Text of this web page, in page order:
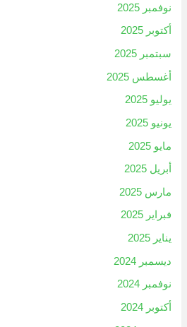
نوفمبر 2025
أكتوبر 2025
سبتمبر 2025
أغسطس 2025
يوليو 2025
يونيو 2025
مايو 2025
أبريل 2025
مارس 2025
فبراير 2025
يناير 2025
ديسمبر 2024
نوفمبر 2024
أكتوبر 2024